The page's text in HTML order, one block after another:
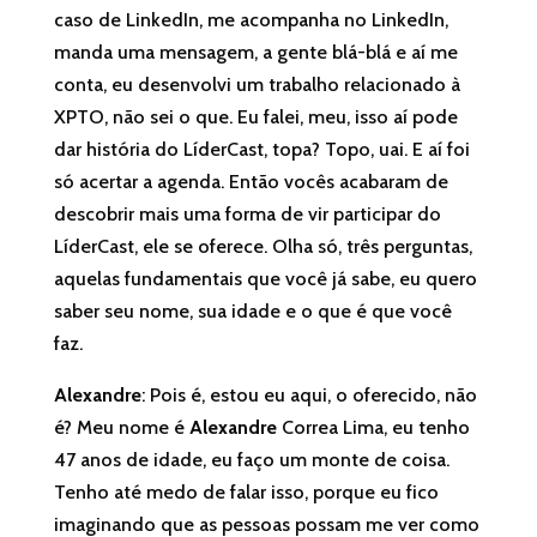
caso de LinkedIn, me acompanha no LinkedIn,
manda uma mensagem, a gente blá-blá e aí me
conta, eu desenvolvi um trabalho relacionado à
XPTO, não sei o que. Eu falei, meu, isso aí pode
dar história do LíderCast, topa? Topo, uai. E aí foi
só acertar a agenda. Então vocês acabaram de
descobrir mais uma forma de vir participar do
LíderCast, ele se oferece. Olha só, três perguntas,
aquelas fundamentais que você já sabe, eu quero
saber seu nome, sua idade e o que é que você
faz.
Alexandre: Pois é, estou eu aqui, o oferecido, não
é? Meu nome é AlexandreCorrea Lima, eu tenho
47 anos de idade, eu faço um monte de coisa.
Tenho até medo de falar isso, porque eu fico
imaginando que as pessoas possam me ver como